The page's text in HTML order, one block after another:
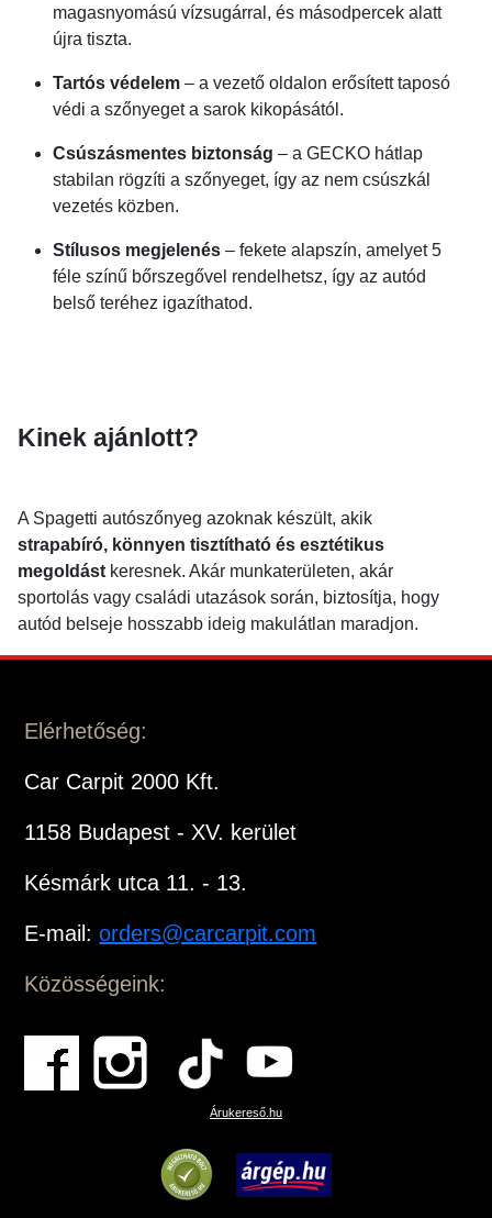
magasnyomású vízsugárral, és másodpercek alatt
újra tiszta.
Tartós védelem – a vezető oldalon erősített taposó
védi a szőnyeget a sarok kikopásától.
Csúszásmentes biztonság – a GECKO hátlap
stabilan rögzíti a szőnyeget, így az nem csúszkál
vezetés közben.
Stílusos megjelenés – fekete alapszín, amelyet 5
féle színű bőrszegővel rendelhetsz, így az autód
belső teréhez igazíthatod.
Kinek ajánlott?
A Spagetti autószőnyeg azoknak készült, akik
strapabíró, könnyen tisztítható és esztétikus
megoldást keresnek. Akár munkaterületen, akár
sportolás vagy családi utazások során, biztosítja, hogy
autód belseje hosszabb ideig makulátlan maradjon.
Elérhetőség:
Car Carpit 2000 Kft.
1158 Budapest - XV. kerület
Késmárk utca 11. - 13.
E-mail:orders@carcarpit.com
Közösségeink:
Árukereső.hu